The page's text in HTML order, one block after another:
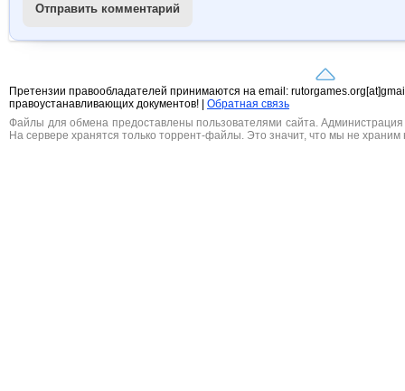
Отправить комментарий
Претензии правообладателей принимаются на email:
правоустанавливающих документов! |
Обратная связь
Файлы для обмена предоставлены пользователями сайта. Администрация
На сервере хранятся только торрент-файлы. Это значит, что мы не